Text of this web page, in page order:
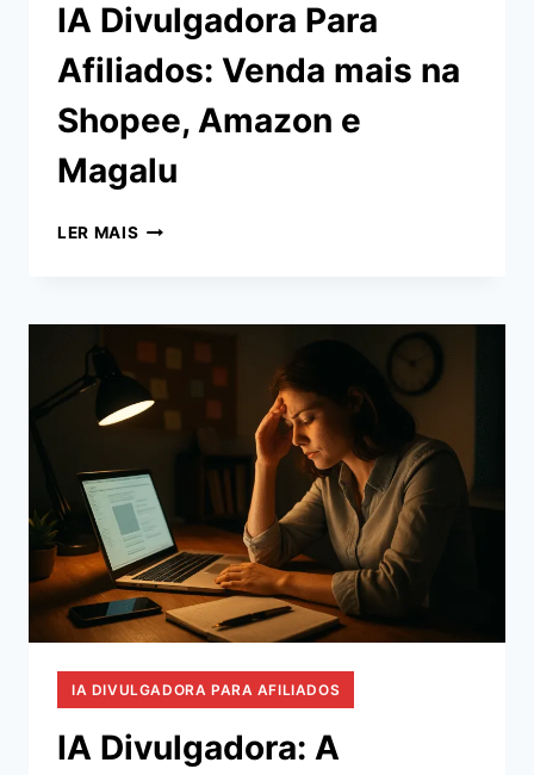
IA Divulgadora Para
Afiliados: Venda mais na
Shopee, Amazon e
Magalu
LER MAIS IA
VENDA
MAIS
NA
SHOPEE,
AMAZON
MAGALU
IA DIVULGADORA PARA AFILIADOS
IA Divulgadora: A